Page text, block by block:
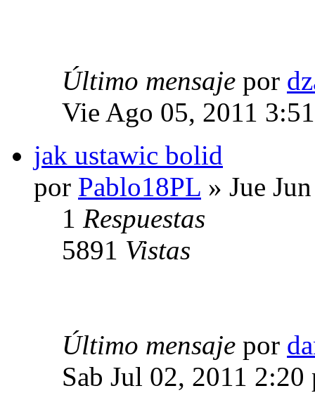
Último mensaje por
Vie Ago 05, 2011
jak ustawic bolid
por Pablo18PL » Jue
1 Respuestas
5891 Vistas
Último mensaje por
Sab Jul 02, 2011 2:20